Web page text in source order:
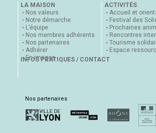
LA MAISON
Nos valeurs
Notre démarche
L’équipe
Nos membres adhérents
Nos partenaires
Adhérer
En images
ACTIVITÉS
Accueil et
Festival des
Prochaines
Rencontres
Tourisme
Espace
INFOS PRATIQUES / CONTACT
Nos partenaires